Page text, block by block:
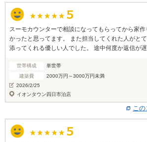
スーモカウンターで相談になってもらってから家作
かったと思ってます。 また担当してくれた人がと
添ってくれる優しい人でした。 途中何度か返信が
達が納得するハウスメーカーに出会えた思ってます
ートラインに立てたばかりですが家作りの方頑張っ
す。 ありがとうございました。、
世帯構成
単世帯
建築費
2000万円～3000万円未満
2026/2/25
イオンタウン四日市泊店
こ